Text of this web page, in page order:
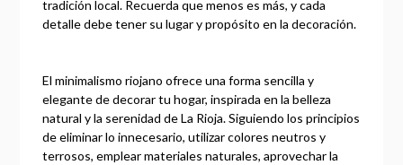
tradición local. Recuerda que menos es más, y cada
detalle debe tener su lugar y propósito en la decoración.
El minimalismo riojano ofrece una forma sencilla y
elegante de decorar tu hogar, inspirada en la belleza
natural y la serenidad de La Rioja. Siguiendo los principios
de eliminar lo innecesario, utilizar colores neutros y
terrosos, emplear materiales naturales, aprovechar la